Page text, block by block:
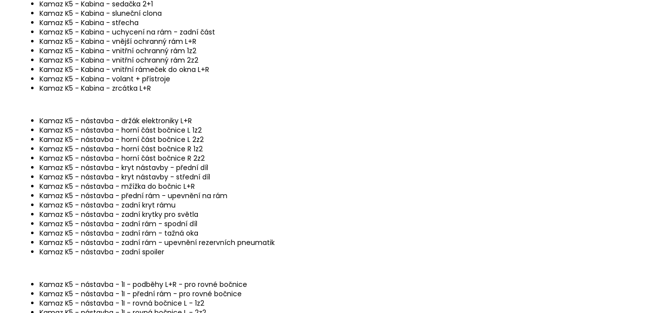
Kamaz K5 - Kabina - sedačka 2+1
Kamaz K5 - Kabina - sluneční clona
Kamaz K5 - Kabina - střecha
Kamaz K5 - Kabina - uchycení na rám - zadní část
Kamaz K5 - Kabina - vnější ochranný rám L+R
Kamaz K5 - Kabina - vnitřní ochranný rám 1z2
Kamaz K5 - Kabina - vnitřní ochranný rám 2z2
Kamaz K5 - Kabina - vnitřní rámeček do okna L+R
Kamaz K5 - Kabina - volant + přístroje
Kamaz K5 - Kabina - zrcátka L+R
Kamaz K5 - nástavba - držák elektroniky L+R
Kamaz K5 - nástavba - horní část bočnice L 1z2
Kamaz K5 - nástavba - horní část bočnice L 2z2
Kamaz K5 - nástavba - horní část bočnice R 1z2
Kamaz K5 - nástavba - horní část bočnice R 2z2
Kamaz K5 - nástavba - kryt nástavby - přední díl
Kamaz K5 - nástavba - kryt nástavby - střední díl
Kamaz K5 - nástavba - mžížka do bočnic L+R
Kamaz K5 - nástavba - přední rám - upevnění na rám
Kamaz K5 - nástavba - zadní kryt rámu
Kamaz K5 - nástavba - zadní krytky pro světla
Kamaz K5 - nástavba - zadní rám - spodní díl
Kamaz K5 - nástavba - zadní rám - tažná oka
Kamaz K5 - nástavba - zadní rám - upevnění rezervních pneumatik
Kamaz K5 - nástavba - zadní spoiler
Kamaz K5 - nástavba - 1I - podběhy L+R - pro rovné bočnice
Kamaz K5 - nástavba - 1I - přední rám - pro rovné bočnice
Kamaz K5 - nástavba - 1I - rovná bočnice L - 1z2